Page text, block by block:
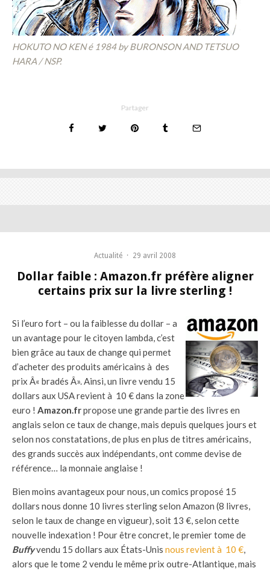
HOKUTO NO KEN é 1984 by BURONSON AND TETSUO
HARA / NSP.
Partager
Actualité · 29 avril 2008
Dollar faible : Amazon.fr préfère aligner
certains prix sur la livre sterling !
Si l’euro fort – ou la faiblesse du dollar – a
un avantage pour le citoyen lambda, c’est
bien grâce au taux de change qui permet
d’acheter des produits américains à des
prix Â« bradés Â». Ainsi, un livre vendu 15
dollars aux USA revient à 10 € dans la zone
euro ! Amazon.frpropose une grande partie des livres en
anglais selon ce taux de change, mais depuis quelques jours et
selon nos constatations, de plus en plus de titres américains,
des grands succès aux indépendants, ont comme devise de
référence… la monnaie anglaise !
Bien moins avantageux pour nous, un comics proposé 15
dollars nous donne 10 livres sterling selon Amazon (8 livres,
selon le taux de change en vigueur), soit 13 €, selon cette
nouvelle indexation ! Pour être concret, le premier tome de
Buffyvendu 15 dollars aux États-Unis nous revient à 10 €,
alors que le tome 2 vendu le même prix outre-Atlantique, mais